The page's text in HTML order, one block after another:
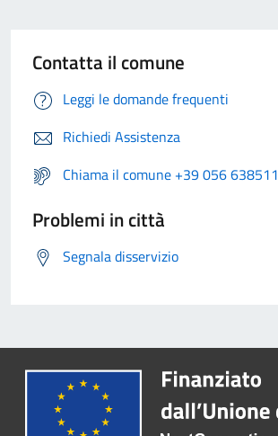
Contatta il comune
Leggi le domande frequenti
Richiedi Assistenza
Chiama il comune +39 056 638511
Problemi in città
Segnala disservizio